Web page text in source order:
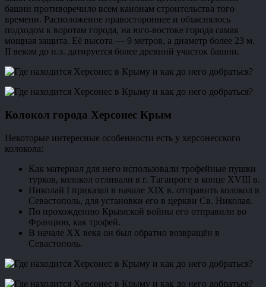
башни противоречило всем канонам строительства того
времени. Расположение правостороннее и объяснялось
подходом к воротам города, на юго-востоке города самая
мощная защита. Её высота — 9 метров, а диаметр более 23 м.
II веком до н.э. датируется более древний участок башни.
Колокол города Херсонес Крым
Некоторые интересные особенности есть у херсонесского
колокола:
Как материал для него использовали трофейные пушки
турков, колокол отливали в г. Таганроге в конце XVIII в.
Николай I приказал в начале XIX в. отправить колокол в
Севастополь, для установки его в церкви Св. Николая.
По прохождению Крымской войны его отправили во
Францию, как трофей.
В начале XX века он был обратно возвращён в
Севастополь.